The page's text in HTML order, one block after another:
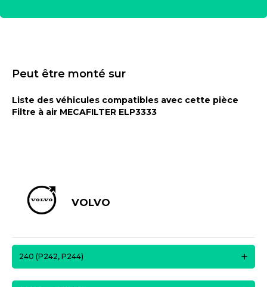
Peut être monté sur
Liste des véhicules compatibles avec cette pièce
Filtre à air MECAFILTER ELP3333
VOLVO
240 (P242, P244)